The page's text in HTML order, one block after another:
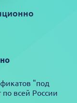
"под
всей России